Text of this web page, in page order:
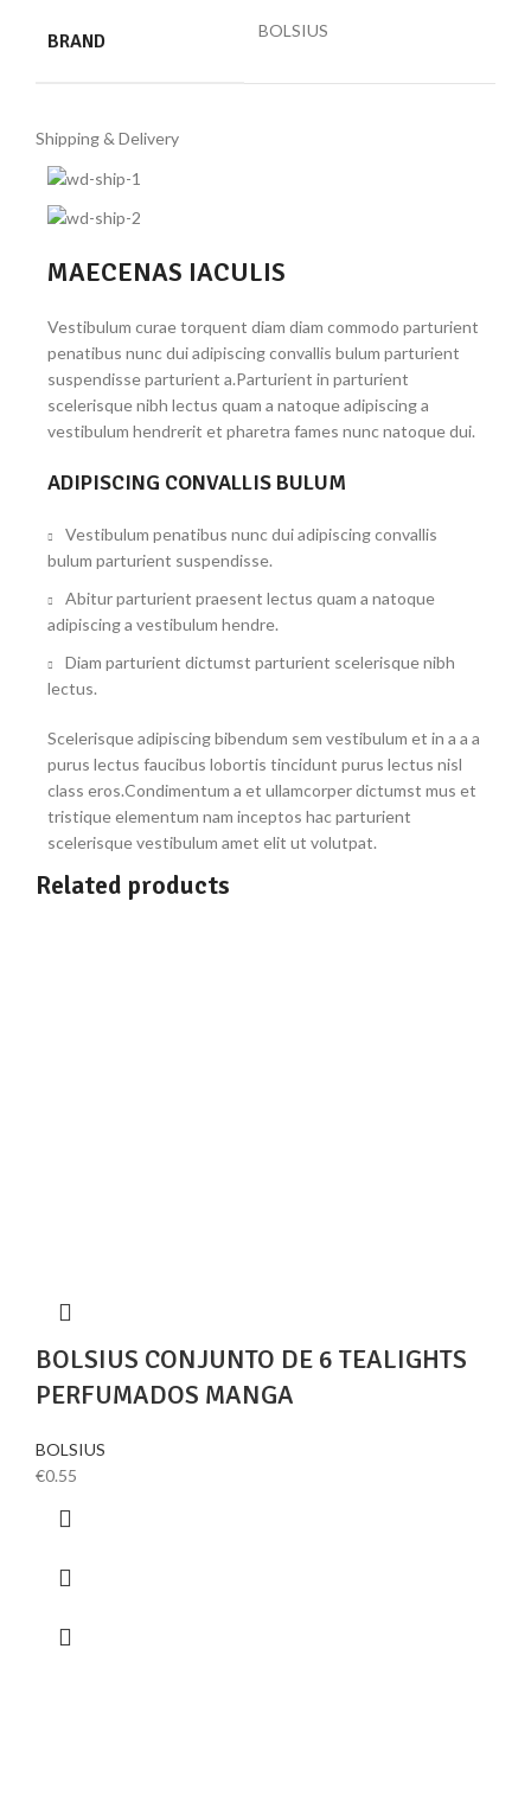
BRAND BOLSIUS
Shipping & Delivery
MAECENAS IACULIS
Vestibulum curae torquent diam diam commodo parturient
penatibus nunc dui adipiscing convallis bulum parturient
suspendisse parturient a.Parturient in parturient
scelerisque nibh lectus quam a natoque adipiscing a
vestibulum hendrerit et pharetra fames nunc natoque dui.
ADIPISCING CONVALLIS BULUM
Vestibulum penatibus nunc dui adipiscing convallis
bulum parturient suspendisse.
Abitur parturient praesent lectus quam a natoque
adipiscing a vestibulum hendre.
Diam parturient dictumst parturient scelerisque nibh
lectus.
Scelerisque adipiscing bibendum sem vestibulum et in a a a
purus lectus faucibus lobortis tincidunt purus lectus nisl
class eros.Condimentum a et ullamcorper dictumst mus et
tristique elementum nam inceptos hac parturient
scelerisque vestibulum amet elit ut volutpat.
Related products
BOLSIUS CONJUNTO DE 6 TEALIGHTS
PERFUMADOS MANGA
BOLSIUS
€0.55